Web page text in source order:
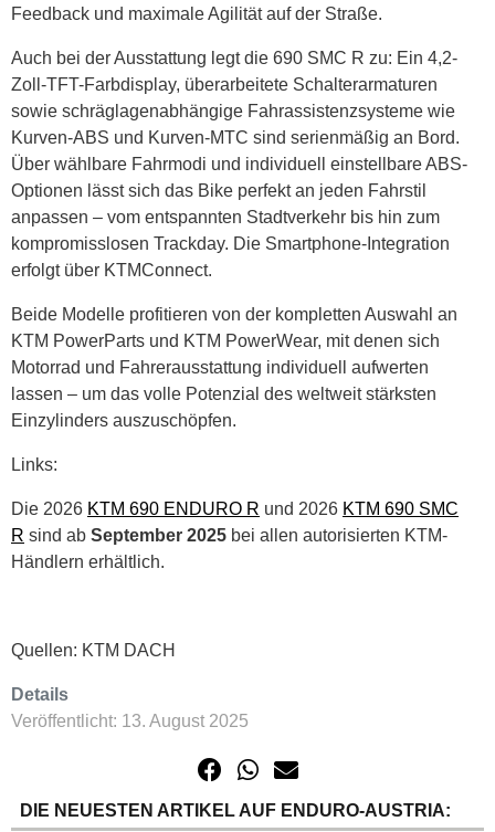
Feedback und maximale Agilität auf der Straße.
Auch bei der Ausstattung legt die 690 SMC R zu: Ein 4,2-
Zoll-TFT-Farbdisplay, überarbeitete Schalterarmaturen
sowie schräglagenabhängige Fahrassistenzsysteme wie
Kurven-ABS und Kurven-MTC sind serienmäßig an Bord.
Über wählbare Fahrmodi und individuell einstellbare ABS-
Optionen lässt sich das Bike perfekt an jeden Fahrstil
anpassen – vom entspannten Stadtverkehr bis hin zum
kompromisslosen Trackday. Die Smartphone-Integration
erfolgt über KTMConnect.
Beide Modelle profitieren von der kompletten Auswahl an
KTM PowerParts und KTM PowerWear, mit denen sich
Motorrad und Fahrerausstattung individuell aufwerten
lassen – um das volle Potenzial des weltweit stärksten
Einzylinders auszuschöpfen.
Links:
Die 2026 KTM 690 ENDURO R und 2026 KTM 690 SMC
R sind ab September 2025 bei allen autorisierten KTM-
Händlern erhältlich.
Quellen: KTM DACH
Details
Veröffentlicht: 13. August 2025
DIE NEUESTEN ARTIKEL AUF ENDURO-AUSTRIA: